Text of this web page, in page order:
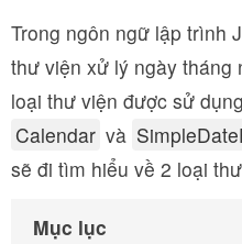
Trong ngôn ngữ lập trình
thư viện xử lý ngày tháng
loại thư viện được sử
Calendar và
sẽ đi tìm hiểu về 2 loại
Mục lục